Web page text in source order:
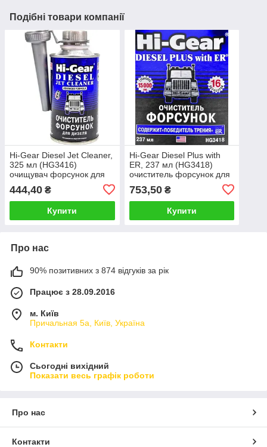
Подібні товари компанії
Hi-Gear Diesel Jet Cleaner,
325 мл (HG3416)
очищувач форсунок для
444,40 ₴
Купити
Hi-Gear Diesel Plus with
ER, 237 мл (HG3418)
очиститель форсунок для
753,50₴
Купити
Про нас
90% позитивних з 874 відгуків за рік
Працює з 28.09.2016
м. Київ
Причальная 5а, Київ, Україна
Контакти
Сьогодні вихідний
Показати весь графік роботи
Про нас
Контакти